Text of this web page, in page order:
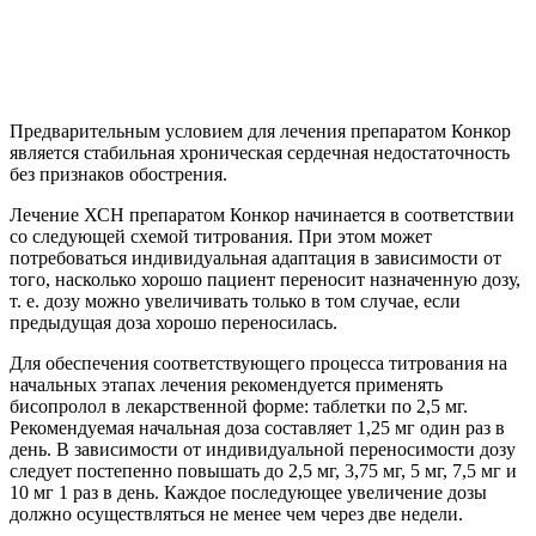
Предварительным условием для лечения препаратом Конкор
является стабильная хроническая сердечная недостаточность
без признаков обострения.
Лечение ХСН препаратом Конкор начинается в соответствии
со следующей схемой титрования. При этом может
потребоваться индивидуальная адаптация в зависимости от
того, насколько хорошо пациент переносит назначенную дозу,
т. е. дозу можно увеличивать только в том случае, если
предыдущая доза хорошо переносилась.
Для обеспечения соответствующего процесса титрования на
начальных этапах лечения рекомендуется применять
бисопролол в лекарственной форме: таблетки по 2,5 мг.
Рекомендуемая начальная доза составляет 1,25 мг один раз в
день. В зависимости от индивидуальной переносимости дозу
следует постепенно повышать до 2,5 мг, 3,75 мг, 5 мг, 7,5 мг и
10 мг 1 раз в день. Каждое последующее увеличение дозы
должно осуществляться не менее чем через две недели.